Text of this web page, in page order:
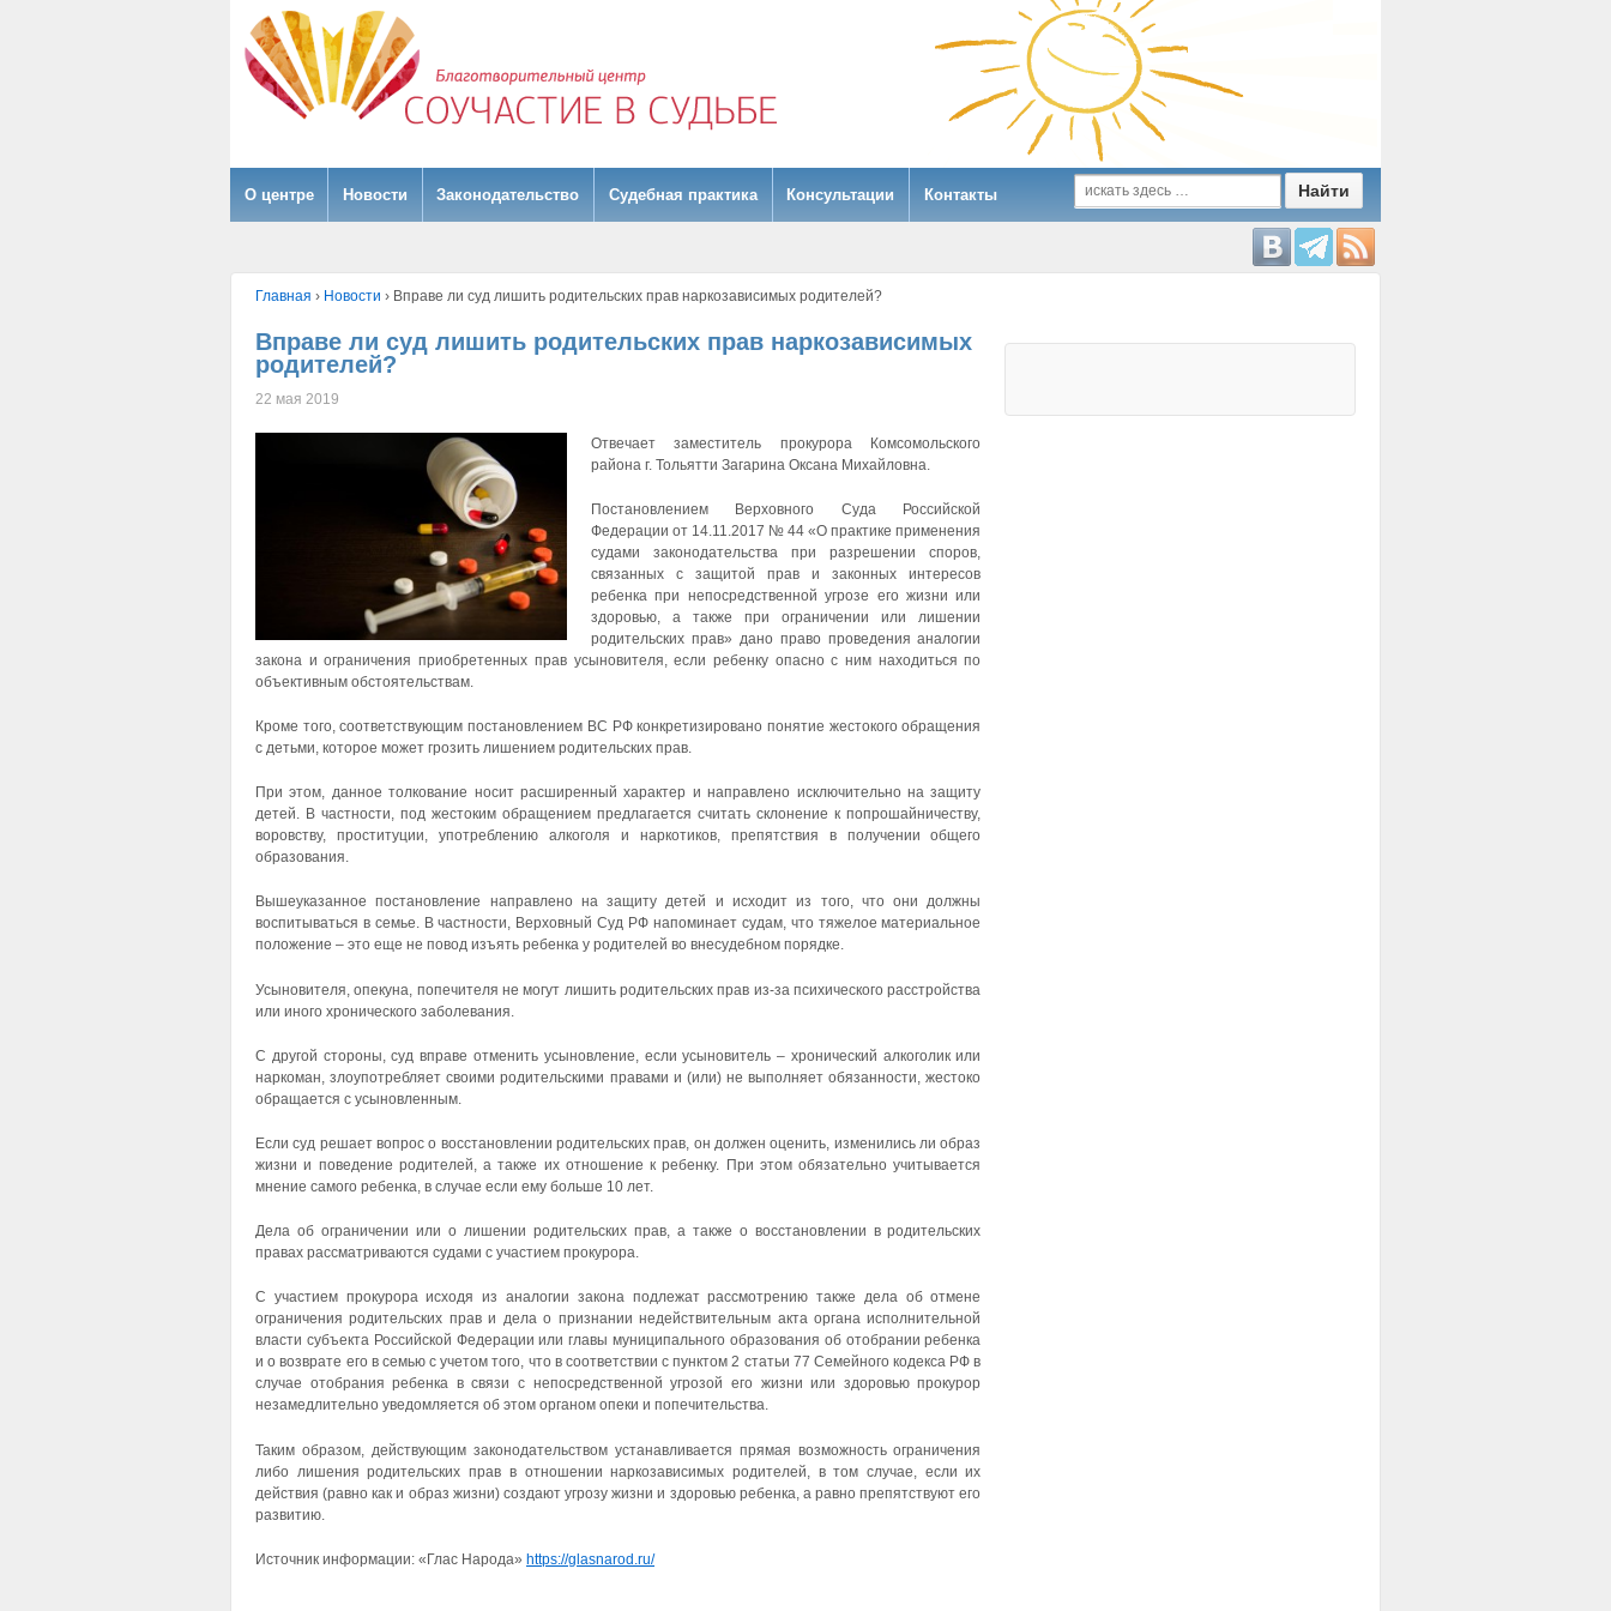
О центре Hовости Законодательство Судебная практика Консультации Контакты
Главная › Hовости › Вправе ли суд лишить родительских прав наркозависимых родителей?
Вправе ли суд лишить родительских прав наркозависимых
родителей?
22 мая 2019
Отвечает заместитель прокурора Комсомольского
района г. Тольятти Загарина Оксана Михайловна.
Постановлением Верховного Суда Российской
Федерации от 14.11.2017 № 44 «О практике применения
судами законодательства при разрешении споров,
связанных с защитой прав и законных интересов
ребенка при непосредственной угрозе его жизни или
здоровью, а также при ограничении или лишении
родительских прав» дано право проведения аналогии
закона и ограничения приобретенных прав усыновителя, если ребенку опасно с ним находиться по
объективным обстоятельствам.
Кроме того, соответствующим постановлением ВС РФ конкретизировано понятие жестокого обращения
с детьми, которое может грозить лишением родительских прав.
При этом, данное толкование носит расширенный характер и направлено исключительно на защиту
детей. В частности, под жестоким обращением предлагается считать склонение к попрошайничеству,
воровству, проституции, употреблению алкоголя и наркотиков, препятствия в получении общего
образования.
Вышеуказанное постановление направлено на защиту детей и исходит из того, что они должны
воспитываться в семье. В частности, Верховный Суд РФ напоминает судам, что тяжелое материальное
положение – это еще не повод изъять ребенка у родителей во внесудебном порядке.
Усыновителя, опекуна, попечителя не могут лишить родительских прав из-за психического расстройства
или иного хронического заболевания.
С другой стороны, суд вправе отменить усыновление, если усыновитель – хронический алкоголик или
наркоман, злоупотребляет своими родительскими правами и (или) не выполняет обязанности, жестоко
обращается с усыновленным.
Если суд решает вопрос о восстановлении родительских прав, он должен оценить, изменились ли образ
жизни и поведение родителей, а также их отношение к ребенку. При этом обязательно учитывается
мнение самого ребенка, в случае если ему больше 10 лет.
Дела об ограничении или о лишении родительских прав, а также о восстановлении в родительских
правах рассматриваются судами с участием прокурора.
С участием прокурора исходя из аналогии закона подлежат рассмотрению также дела об отмене
ограничения родительских прав и дела о признании недействительным акта органа исполнительной
власти субъекта Российской Федерации или главы муниципального образования об отобрании ребенка
и о возврате его в семью с учетом того, что в соответствии с пунктом 2 статьи 77 Семейного кодекса РФ в
случае отобрания ребенка в связи с непосредственной угрозой его жизни или здоровью прокурор
незамедлительно уведомляется об этом органом опеки и попечительства.
Таким образом, действующим законодательством устанавливается прямая возможность ограничения
либо лишения родительских прав в отношении наркозависимых родителей, в том случае, если их
действия (равно как и образ жизни) создают угрозу жизни и здоровью ребенка, а равно препятствуют его
развитию.
Источник информации: «Глас Народа» https://glasnarod.ru/